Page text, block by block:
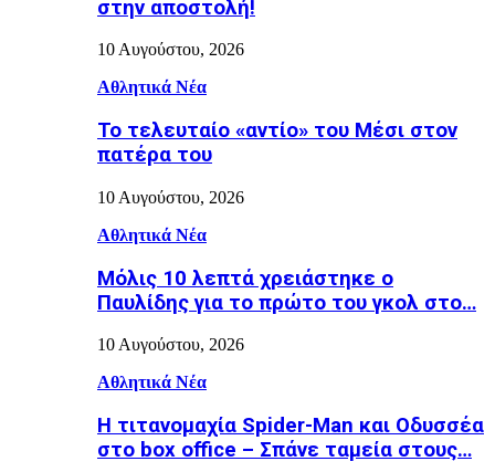
στην αποστολή!
10 Αυγούστου, 2026
Αθλητικά Νέα
Το τελευταίο «αντίο» του Μέσι στον
πατέρα του
10 Αυγούστου, 2026
Αθλητικά Νέα
Μόλις 10 λεπτά χρειάστηκε ο
Παυλίδης για το πρώτο του γκολ στο…
10 Αυγούστου, 2026
Αθλητικά Νέα
Η τιτανομαχία Spider-Man και Οδυσσέα
στο box office – Σπάνε ταμεία στους…